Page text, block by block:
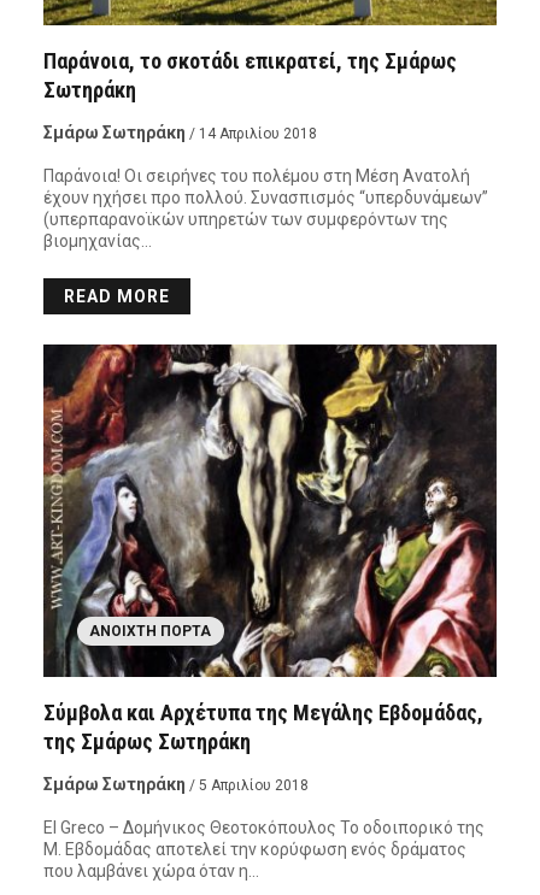
Παράνοια, το σκοτάδι επικρατεί, της Σμάρως
Σωτηράκη
Σμάρω Σωτηράκη / 14 Απριλίου 2018
Παράνοια! Οι σειρήνες του πολέμου στη Μέση Ανατολή
έχουν ηχήσει προ πολλού. Συνασπισμός “υπερδυνάμεων”
(υπερπαρανοϊκών υπηρετών των συμφερόντων της
βιομηχανίας…
READ MORE
ΑΝΟΙΧΤΉ ΠΌΡΤΑ
Σύμβολα και Αρχέτυπα της Μεγάλης Εβδομάδας,
της Σμάρως Σωτηράκη
Σμάρω Σωτηράκη / 5 Απριλίου 2018
El Greco – Δομήνικος Θεοτοκόπουλος Το οδοιπορικό της
Μ. Εβδομάδας αποτελεί την κορύφωση ενός δράματος
που λαμβάνει χώρα όταν η…